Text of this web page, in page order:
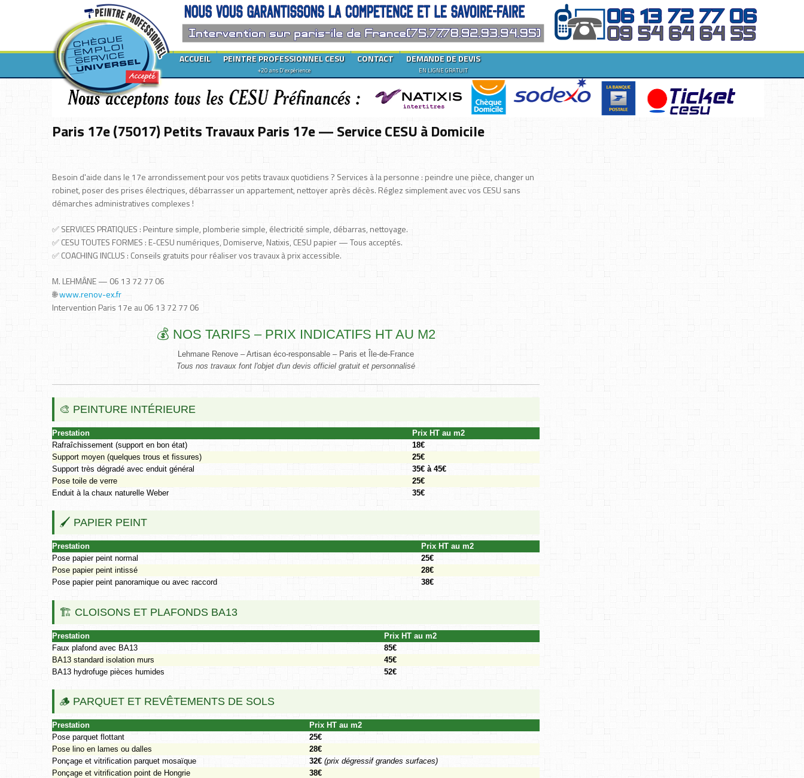
DEMANDE DE DEVIS
EN LIGNE GRATUIT
CONTACT
PEINTRE PROFESSIONNEL CESU
+20 ans D'expérience
ACCUEIL
Paris 17e (75017) Petits Travaux Paris 17e — Service CESU à Domicile
Besoin d'aide dans le 17e arrondissement pour vos petits travaux quotidiens ? Services à la personne : peindre une pièce, changer un
robinet, poser des prises électriques, débarrasser un appartement, nettoyer après décès. Réglez simplement avec vos CESU sans
démarches administratives complexes !
✅ SERVICES PRATIQUES : Peinture simple, plomberie simple, électricité simple, débarras, nettoyage.
✅ CESU TOUTES FORMES : E-CESU numériques, Domiserve, Natixis, CESU papier — Tous acceptés.
✅ COACHING INCLUS : Conseils gratuits pour réaliser vos travaux à prix accessible.
M. LEHMÂNE — 06 13 72 77 06
🌐www.renov-ex.fr
Intervention Paris 17e au 06 13 72 77 06
💰 NOS TARIFS – PRIX INDICATIFS HT AU M2
Lehmane Renove – Artisan éco-responsable – Paris et Île-de-France
Tous nos travaux font l'objet d'un devis officiel gratuit et personnalisé
🎨 PEINTURE INTÉRIEURE
Prestation
Prix HT au m2
Rafraîchissement (support en bon état)
18€
Support moyen (quelques trous et fissures)
25€
Support très dégradé avec enduit général
35€ à 45€
Pose toile de verre
25€
Enduit à la chaux naturelle Weber
35€
🖌️ PAPIER PEINT
Prestation
Prix HT au m2
Pose papier peint normal
25€
Pose papier peint intissé
28€
Pose papier peint panoramique ou avec raccord
38€
🏗️ CLOISONS ET PLAFONDS BA13
Prestation
Prix HT au m2
Faux plafond avec BA13
85€
BA13 standard isolation murs
45€
BA13 hydrofuge pièces humides
52€
🪵 PARQUET ET REVÊTEMENTS DE SOLS
Prestation
Prix HT au m2
Pose parquet flottant
25€
Pose lino en lames ou dalles
28€
Ponçage et vitrification parquet mosaïque
32€ (prix dégressif grandes surfaces)
Ponçage et vitrification point de Hongrie
38€